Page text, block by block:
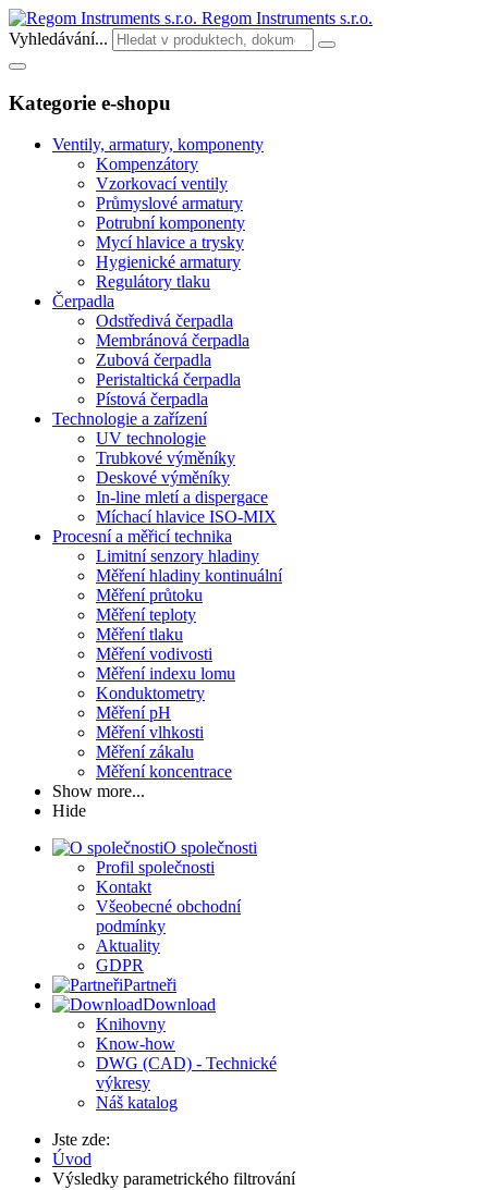
Regom Instruments s.r.o.
Vyhledávání...
Kategorie e-shopu
Ventily, armatury, komponenty
Kompenzátory
Vzorkovací ventily
Průmyslové armatury
Potrubní komponenty
Mycí hlavice a trysky
Hygienické armatury
Regulátory tlaku
Čerpadla
Odstředivá čerpadla
Membránová čerpadla
Zubová čerpadla
Peristaltická čerpadla
Pístová čerpadla
Technologie a zařízení
UV technologie
Trubkové výměníky
Deskové výměníky
In-line mletí a dispergace
Míchací hlavice ISO-MIX
Procesní a měřicí technika
Limitní senzory hladiny
Měření hladiny kontinuální
Měření průtoku
Měření teploty
Měření tlaku
Měření vodivosti
Měření indexu lomu
Konduktometry
Měření pH
Měření vlhkosti
Měření zákalu
Měření koncentrace
Show more...
Hide
O společnosti
Profil společnosti
Kontakt
Všeobecné obchodní
podmínky
Aktuality
GDPR
Partneři
Download
Knihovny
Know-how
DWG (CAD) - Technické
výkresy
Náš katalog
Jste zde:
Úvod
Výsledky parametrického filtrování